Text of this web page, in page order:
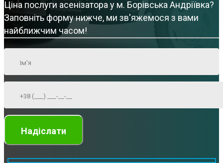
Ціна послуги асенізатора у м. Борівська Андріївка?
Заповніть форму нижче, ми зв'яжемося з вами
найближчим часом!